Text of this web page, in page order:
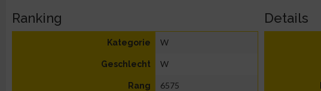
Ranking
Kategorie W
Geschlecht W
Rang 6575
Details